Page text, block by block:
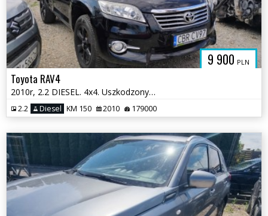
9 900 PLN
Toyota RAV4
2010r, 2.2 DIESEL. 4x4. Uszkodzony lewy bok. Jeździ
2.2 Diesel KM 150 2010 179000